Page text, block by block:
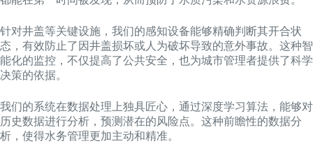
针对井盖等关键设施，我们的感知设备能够精确判断其开合状
态，有效防止了因井盖损坏或人为破坏导致的意外事故。这种智
能化的监控，不仅提高了公共安全，也为城市管理者提供了科学
决策的依据。
我们的系统在数据处理上独具匠心，通过深度学习算法，能够对
历史数据进行分析，预测潜在的风险点。这种前瞻性的数据分
析，使得水务管理更加主动和精准。